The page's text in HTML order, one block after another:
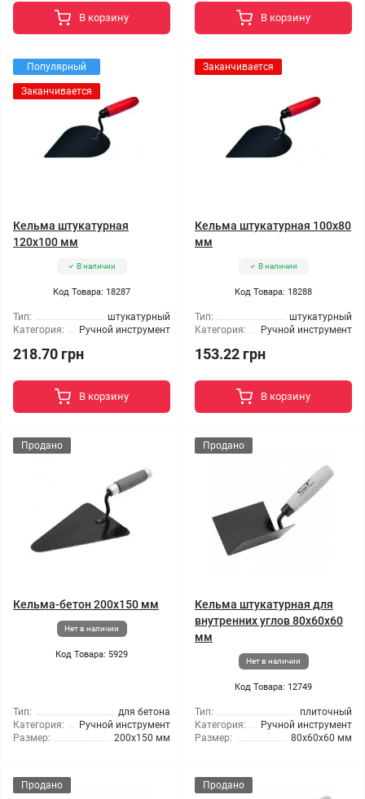
В корзину В корзину
Популярный
Заканчивается
Кельма штукатурная
120x100 мм
В наличии
Код Товара: 18287
Тип:
штукатурный
Категория:
Ручной инструмент
218.70 грн
В корзину
Заканчивается
Кельма штукатурная 100x80
мм
В наличии
Код Товара: 18288
Тип:
штукатурный
Категория:
Ручной инструмент
153.22 грн
В корзину
Продано
Кельма-бетон 200x150 мм
Нет в наличии
Код Товара: 5929
Тип:
для бетона
Категория:
Ручной инструмент
Размер:
200x150 мм
Продано
Кельма штукатурная для
внутренних углов 80x60x60
мм
Нет в наличии
Код Товара: 12749
Тип:
плиточный
Категория:
Ручной инструмент
Размер:
80x60x60 мм
Продано Продано